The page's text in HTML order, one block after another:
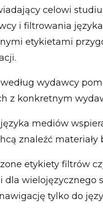
celowi
i filtrowania
etykietami
wydawcy
z konkretnym
mediów
znaleźć
etykiety filtrów
dla wielojęzycznego
tylko do